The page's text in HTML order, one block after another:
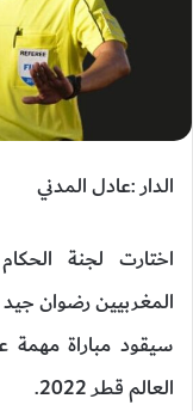
الدار :عادل المدني
اختارت لجنة
المغربيين رضوان
سيقود مباراة
العالم قطر 2022.